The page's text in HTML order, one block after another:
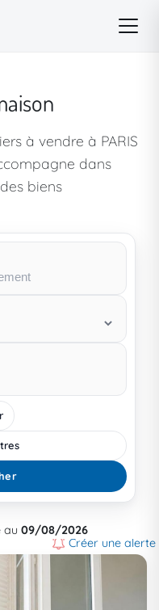
à vendre à PARIS
dans
biens
au 09/08/2026
Créer une alerte